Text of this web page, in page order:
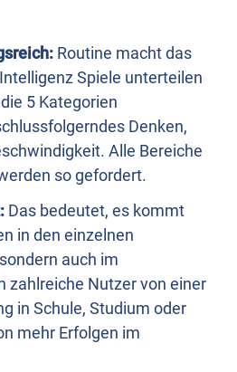
Routine macht das
Spiele unterteilen
5 Kategorien
Denken,
Alle Bereiche
so gefordert.
Das bedeutet, es kommt
in den einzelnen
auch im
zahlreiche Nutzer von einer
in Schule, Studium oder
mehr Erfolgen im